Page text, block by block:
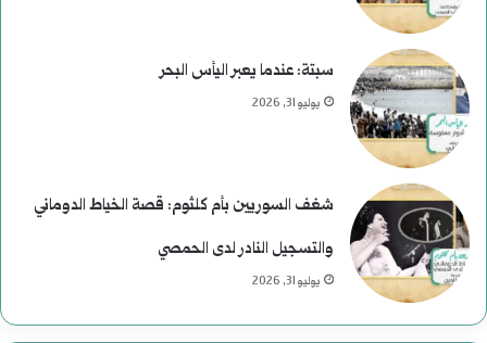
سبتة: عندما يعبر اليأس البحر
يوليو 31, 2026
شغف السوريين بأم كلثوم: قصة الخياط الدوماني
والتسجيل النادر لدى الحمصي
يوليو 31, 2026